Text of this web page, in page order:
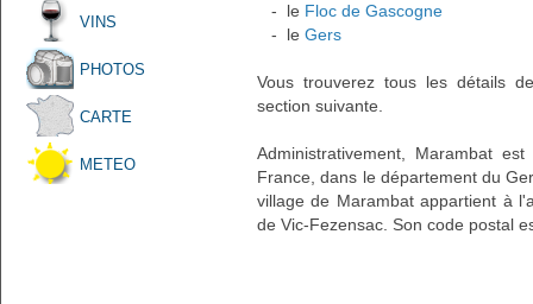
VINS
PHOTOS
CARTE
METEO
- le Floc de Gascogne
- le Gers
Vous trouverez tous les détails
section suivante.
Administrativement, Marambat
France, dans le département du
village de Marambat appartient à
de Vic-Fezensac. Son code postal